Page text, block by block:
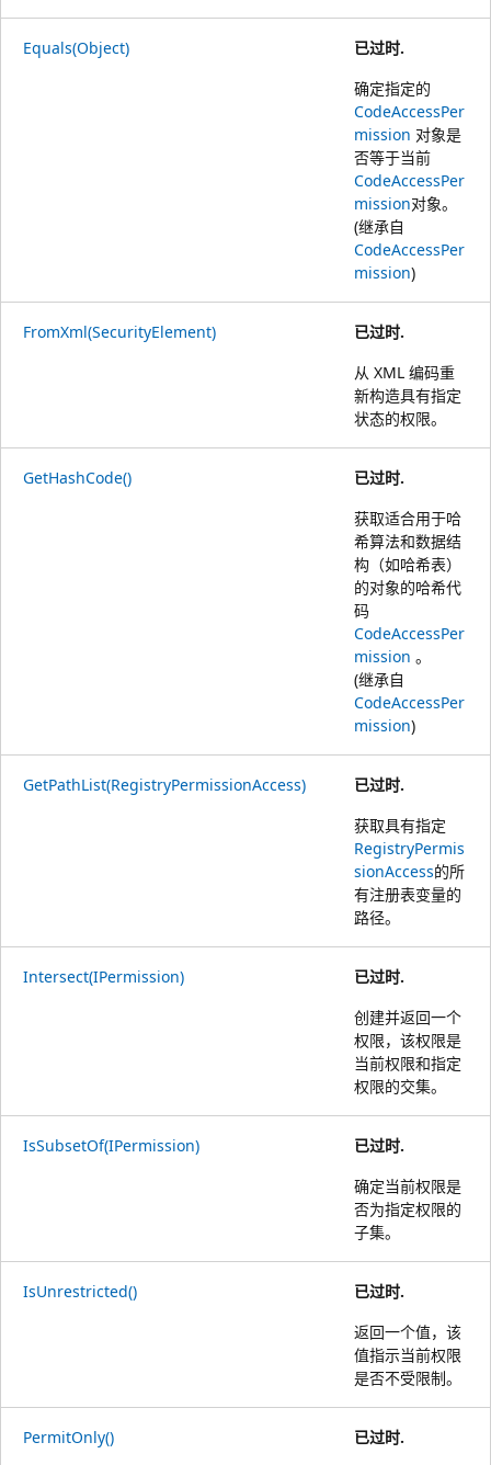
Equals(Object)
已过时.
确定指定的
CodeAccessPer
mission 对象是
否等于当前
CodeAccessPer
mission对象。
(继承自
CodeAccessPer
mission)
FromXml(SecurityElement)
已过时.
从 XML 编码重
新构造具有指定
状态的权限。
GetHashCode()
已过时.
获取适合用于哈
希算法和数据结
构（如哈希表）
的对象的哈希代
码
CodeAccessPer
mission 。
(继承自
CodeAccessPer
mission)
GetPathList(RegistryPermissionAccess)
已过时.
获取具有指定
RegistryPermis
sionAccess的所
有注册表变量的
路径。
Intersect(IPermission)
已过时.
创建并返回一个
权限，该权限是
当前权限和指定
权限的交集。
IsSubsetOf(IPermission)
已过时.
确定当前权限是
否为指定权限的
子集。
IsUnrestricted()
已过时.
返回一个值，该
值指示当前权限
是否不受限制。
PermitOnly()
已过时.